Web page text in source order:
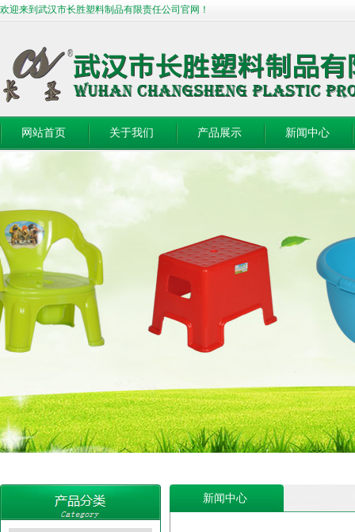
欢迎来到武汉市长胜塑料制品有限责任公司官网！
网站首页 关于我们 产品展示 新闻中心
新闻中心